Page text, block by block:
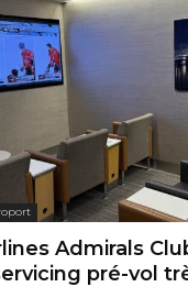
Admirals
pré-vol